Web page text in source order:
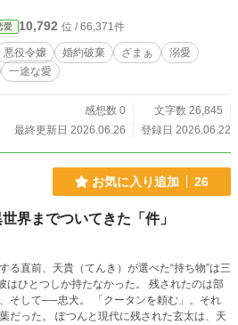
涙症は刻一刻と命を
んな彼女を救うため、死神騎士ルキウスは自
力を注ぎ続ける。 「お前は俺を愛して
縋る元王太子。 「俺の隣で、何度でもわがま
い死神騎士。 これは、死を覚悟した
れる物語。 全5話完結済み。 最後は
ンドです。
愛 10,792 位 / 66,371件
悪役令嬢 婚約破棄 ざまぁ
溺愛
一途な愛
感想数 0
文字数 26,845
最終更新日 2026.06.26
登録日 2026.06.22
お気に入り追加 26
界までついてきた「件」
る直前、天貴（てんき）が選べた“持ち物”は三
はひとつしか持たなかった。 残されたのは部
犬。 「クータンを頼む」。それ
だった。 ぽつんと現代に残された玄太は、天